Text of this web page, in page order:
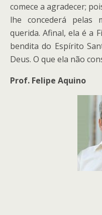
comece a agradecer;
lhe concederá pelas
querida. Afinal, ela é a
bendita do Espírito
Deus. O que ela não
Prof. Felipe Aquino